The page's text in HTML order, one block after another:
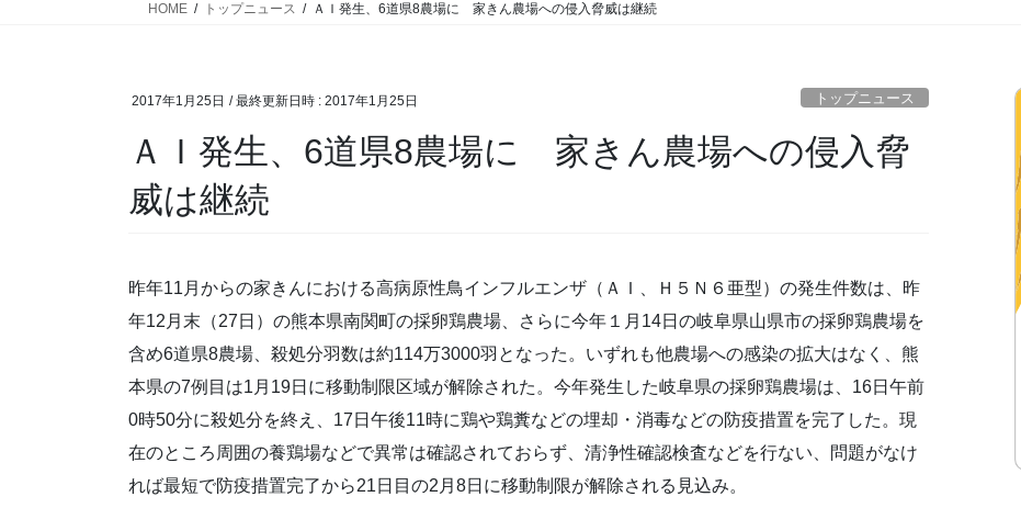
HOME トップニュース ＡＩ発生、6道県8農場に 家きん農場への侵入脅威は継続
2017年1月25日 / 最終更新日時 : 2017年1月25日 トップニュース
ＡＩ発生、6道県8農場に 家きん農場への侵入脅
威は継続
昨年11月からの家きんにおける高病原性鳥インフルエンザ（ＡＩ、Ｈ５Ｎ６亜型）の発生件数は、昨
年12月末（27日）の熊本県南関町の採卵鶏農場、さらに今年１月14日の岐阜県山県市の採卵鶏農場を
含め6道県8農場、殺処分羽数は約114万3000羽となった。いずれも他農場への感染の拡大はなく、熊
本県の7例目は1月19日に移動制限区域が解除された。今年発生した岐阜県の採卵鶏農場は、16日午前
0時50分に殺処分を終え、17日午後11時に鶏や鶏糞などの埋却・消毒などの防疫措置を完了した。現
在のところ周囲の養鶏場などで異常は確認されておらず、清浄性確認検査などを行ない、問題がなけ
れば最短で防疫措置完了から21日目の2月8日に移動制限が解除される見込み。